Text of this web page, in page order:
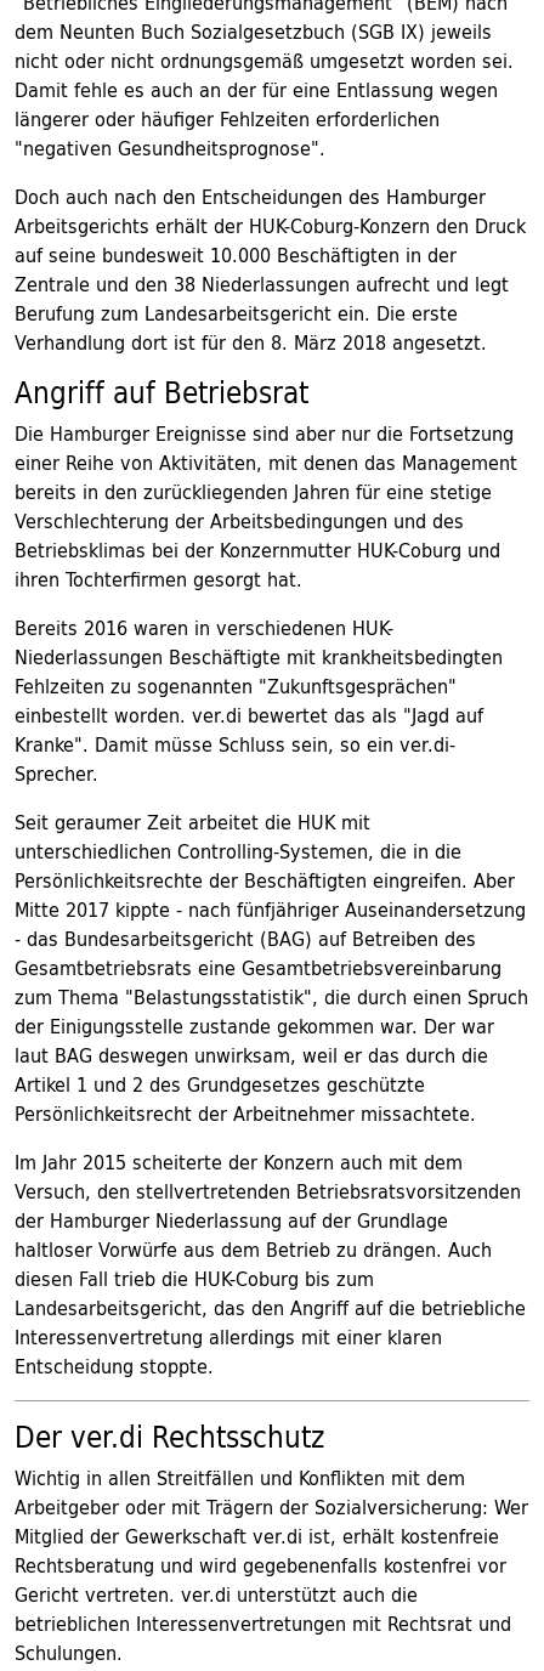
dem Neunten Buch Sozialgesetzbuch (SGB IX) jeweils
nicht oder nicht ordnungsgemäß umgesetzt worden sei.
Damit fehle es auch an der für eine Entlassung wegen
längerer oder häufiger Fehlzeiten erforderlichen
"negativen Gesundheitsprognose".
Doch auch nach den Entscheidungen des Hamburger
Arbeitsgerichts erhält der HUK-Coburg-Konzern den Druck
auf seine bundesweit 10.000 Beschäftigten in der
Zentrale und den 38 Niederlassungen aufrecht und legt
Berufung zum Landesarbeitsgericht ein. Die erste
Verhandlung dort ist für den 8. März 2018 angesetzt.
Angriff auf Betriebsrat
Die Hamburger Ereignisse sind aber nur die Fortsetzung
einer Reihe von Aktivitäten, mit denen das Management
bereits in den zurückliegenden Jahren für eine stetige
Verschlechterung der Arbeitsbedingungen und des
Betriebsklimas bei der Konzernmutter HUK-Coburg und
ihren Tochterfirmen gesorgt hat.
Bereits 2016 waren in verschiedenen HUK-
Niederlassungen Beschäftigte mit krankheitsbedingten
Fehlzeiten zu sogenannten "Zukunftsgesprächen"
einbestellt worden. ver.di bewertet das als "Jagd auf
Kranke". Damit müsse Schluss sein, so ein ver.di-
Sprecher.
Seit geraumer Zeit arbeitet die HUK mit
unterschiedlichen Controlling-Systemen, die in die
Persönlichkeitsrechte der Beschäftigten eingreifen. Aber
Mitte 2017 kippte - nach fünfjähriger Auseinandersetzung
- das Bundesarbeitsgericht (BAG) auf Betreiben des
Gesamtbetriebsrats eine Gesamtbetriebsvereinbarung
zum Thema "Belastungsstatistik", die durch einen Spruch
der Einigungsstelle zustande gekommen war. Der war
laut BAG deswegen unwirksam, weil er das durch die
Artikel 1 und 2 des Grundgesetzes geschützte
Persönlichkeitsrecht der Arbeitnehmer missachtete.
Im Jahr 2015 scheiterte der Konzern auch mit dem
Versuch, den stellvertretenden Betriebsratsvorsitzenden
der Hamburger Niederlassung auf der Grundlage
haltloser Vorwürfe aus dem Betrieb zu drängen. Auch
diesen Fall trieb die HUK-Coburg bis zum
Landesarbeitsgericht, das den Angriff auf die betriebliche
Interessenvertretung allerdings mit einer klaren
Entscheidung stoppte.
Der ver.di Rechtsschutz
Wichtig in allen Streitfällen und Konflikten mit dem
Arbeitgeber oder mit Trägern der Sozialversicherung: Wer
Mitglied der Gewerkschaft ver.di ist, erhält kostenfreie
Rechtsberatung und wird gegebenenfalls kostenfrei vor
Gericht vertreten. ver.di unterstützt auch die
betrieblichen Interessenvertretungen mit Rechtsrat und
Schulungen.